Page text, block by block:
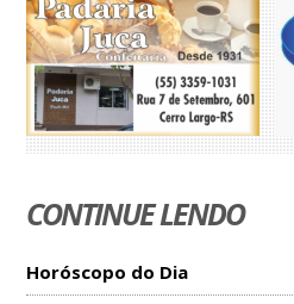
CONTINUE LENDO
Horóscopo do Dia